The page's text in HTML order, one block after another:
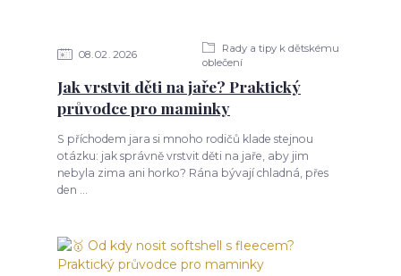
08 02 2026
Rady a tipy k dětskému
oblečení
Jak vrstvit děti na jaře? Praktický
průvodce pro maminky
S příchodem jara si mnoho rodičů klade stejnou
otázku: jak správně vrstvit děti na jaře, aby jim
nebyla zima ani horko? Rána bývají chladná, přes
den ...